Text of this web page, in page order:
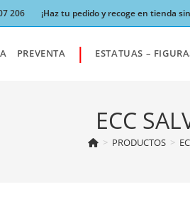
206 ¡Haz tu pedido y recoge en tienda
PREVENTA | ESTATUAS –
ECC
> PRODUCTOS >